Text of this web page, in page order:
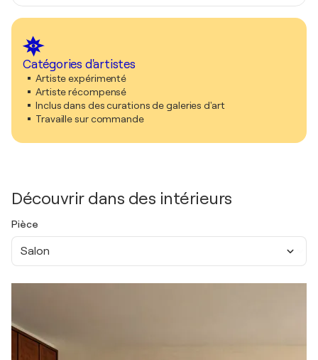
Catégories d'artistes
Artiste expérimenté
Artiste récompensé
Inclus dans des curations de galeries d'art
Travaille sur commande
Découvrir dans des intérieurs
Pièce
Salon